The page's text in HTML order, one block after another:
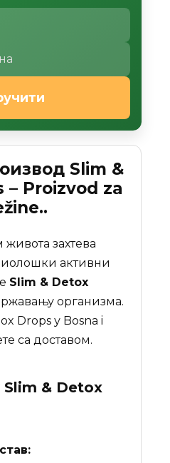
Slim &
– Proizvod za
захтева
активни
Slim & Detox
организма.
Drops у Bosna i
са доставом.
Slim & Detox